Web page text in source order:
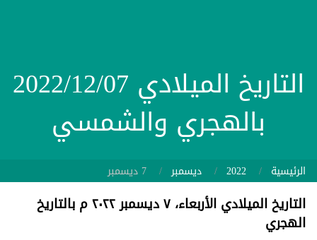
التاريخ الميلادي 2022/12/07
بالهجري والشمسي
الرئيسية 2022 ديسمبر 7 ديسمبر
التاريخ الميلادي الأربعاء، ٧ ديسمبر ٢٠٢٢ م بالتاريخ
الهجري